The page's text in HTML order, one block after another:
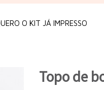
O KIT JÁ IMPRESSO
Topo de